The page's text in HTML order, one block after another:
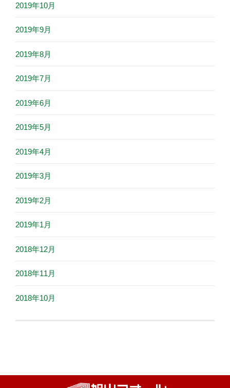
2019年10月
2019年9月
2019年8月
2019年7月
2019年6月
2019年5月
2019年4月
2019年3月
2019年2月
2019年1月
2018年12月
2018年11月
2018年10月